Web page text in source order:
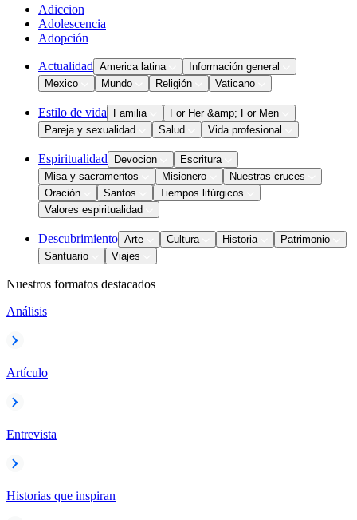
Adiccion
Adolescencia
Adopción
Actualidad America latina
Información general
Mexico
Mundo Religión Vaticano
Estilo de vida Familia
For Her &amp; For Men
Pareja y sexualidad
Salud Vida profesional
Espiritualidad Devocion
Escritura
Misa y sacramentos
Misionero
Nuestras cruces
Oración
Santos
Tiempos litúrgicos
Valores espiritualidad
Descubrimiento Arte Cultura Historia
Patrimonio
Santuario
Viajes
Nuestros formatos destacados
Análisis
Artículo
Entrevista
Historias que inspiran